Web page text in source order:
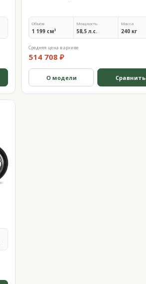
Объём
1 199 см³
Мощность
58,5 л.с.
Масса
240 кг
Средняя цена в архиве
514 708 ₽
О модели Сравнить